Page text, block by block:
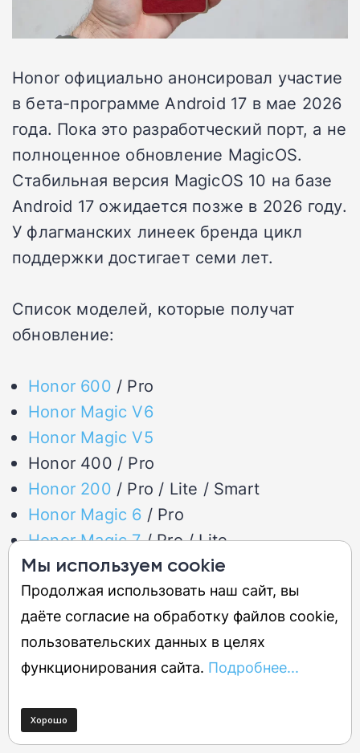
Honor официально анонсировал участие
в бета-программе Android 17 в мае 2026
года. Пока это разработческий порт, а не
полноценное обновление MagicOS.
Стабильная версия MagicOS 10 на базе
Android 17 ожидается позже в 2026 году.
У флагманских линеек бренда цикл
поддержки достигает семи лет.
Список моделей, которые получат
обновление:
Honor 600 / Pro
Honor Magic V6
Honor Magic V5
Honor 400 / Pro
Honor 200 / Pro / Lite / Smart
Honor Magic 6 / Pro
Honor Magic 7/ Pro / Lite
Honor Magic V Flip
Обновление не получат: Magic 5, Magic 5
Pro,Magic V2,Magic V3,Magic VS
Pro, X60 Pro,Honor 90,Honor 90 Lite
Цена и доступность в России
Мы используем cookie
Продолжая использовать наш сайт, вы
даёте согласие на обработку файлов cookie,
пользовательских данных в целях
функционирования сайта. Подробнее...